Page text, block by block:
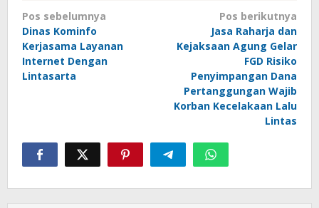
Navigasi
pos
Pos sebelumnya
Dinas Kominfo
Kerjasama Layanan
Internet Dengan
Lintasarta
Pos berikutnya
Jasa Raharja dan
Kejaksaan Agung Gelar
FGD Risiko
Penyimpangan Dana
Pertanggungan Wajib
Korban Kecelakaan Lalu
Lintas